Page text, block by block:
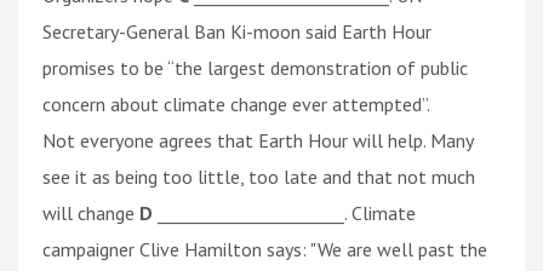
Secretary-General Ban Ki-moon said Earth Hour
promises to be “the largest demonstration of public
concern about climate change ever attempted”.
Not everyone agrees that Earth Hour will help. Many
see it as being too little, too late and that not much
will change D
______________________. Climate
campaigner Clive Hamilton says: "We are well past the